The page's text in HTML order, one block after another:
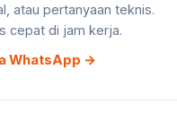
atau pertanyaan teknis.
cepat di jam kerja.
WhatsApp →